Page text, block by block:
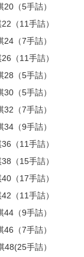
20（5手詰）
（11手詰）
24（7手詰）
（11手詰）
28（5手詰）
30（5手詰）
32（7手詰）
34（9手詰）
（11手詰）
（15手詰）
（17手詰）
（11手詰）
44（9手詰）
46（7手詰）
48(25手詰）